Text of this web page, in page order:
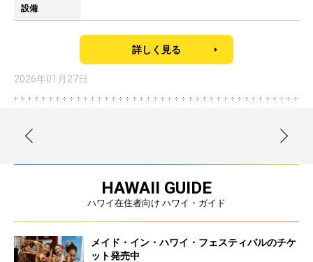
設備
詳しく見る
2026年01月27日
HAWAII GUIDE
ハワイ在住者向け ハワイ・ガイド
メイド・イン・ハワイ・フェスティバルのチケ
ット発売中